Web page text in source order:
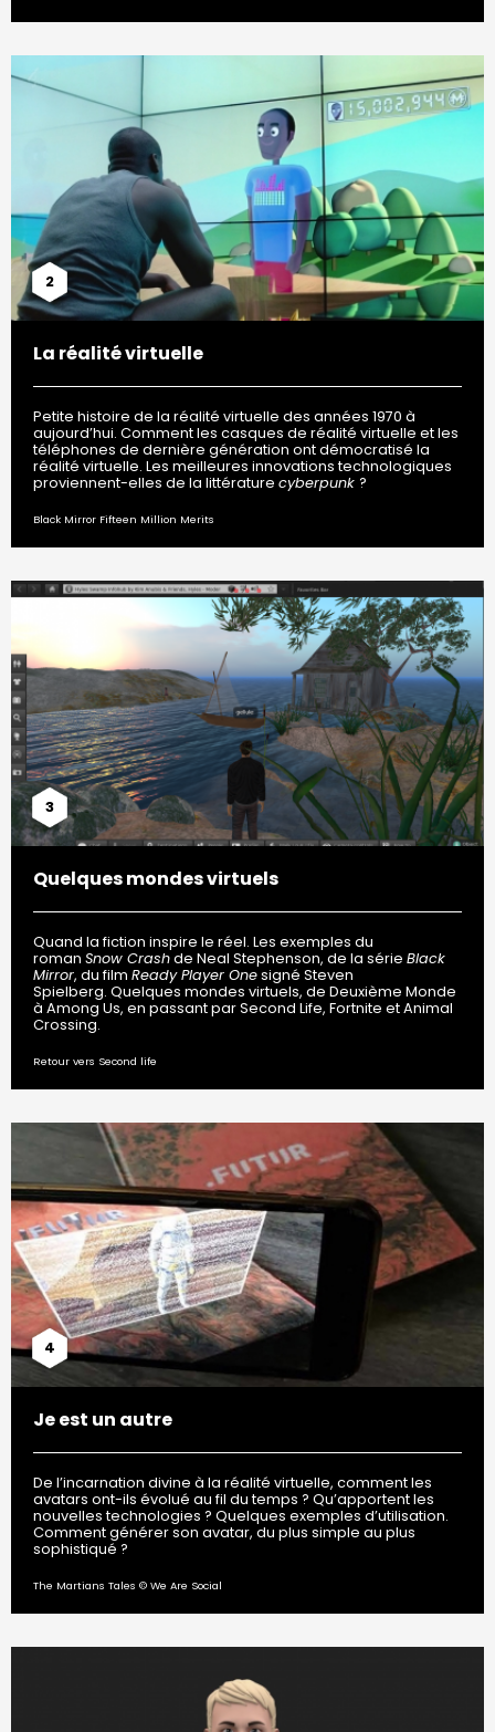
2
La réalité virtuelle
Petite histoire de la réalité virtuelle des années 1970 à
aujourd’hui. Comment les casques de réalité virtuelle et les
téléphones de dernière génération ont démocratisé la
réalité virtuelle. Les meilleures innovations technologiques
proviennent-elles de la littérature cyberpunk ?
Black Mirror Fifteen Million Merits
3
Quelques mondes virtuels
Quand la fiction inspire le réel. Les exemples du
roman Snow Crashde Neal Stephenson, de la série Black
Mirror, du film Ready Player Onesigné Steven
Spielberg. Quelques mondes virtuels, de Deuxième Monde
à Among Us, en passant par Second Life, Fortnite et Animal
Crossing.
Retour vers Second life
4
Je est un autre
De l’incarnation divine à la réalité virtuelle, comment les
avatars ont-ils évolué au fil du temps ? Qu’apportent les
nouvelles technologies ? Quelques exemples d’utilisation.
Comment générer son avatar, du plus simple au plus
sophistiqué ?
The Martians Tales © We Are Social